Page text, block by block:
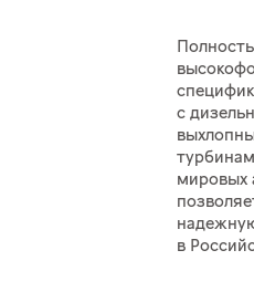
с
мировых
в